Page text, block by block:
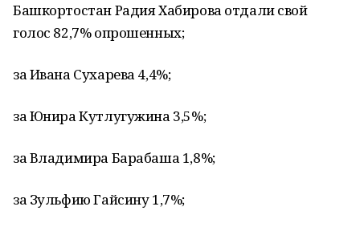
Башкортостан Радия Хабирова отдали свой
голос 82,7% опрошенных;
за Ивана Сухарева 4,4%;
за Юнира Кутлугужина 3,5%;
за Владимира Барабаша 1,8%;
за Зульфию Гайсину 1,7%;